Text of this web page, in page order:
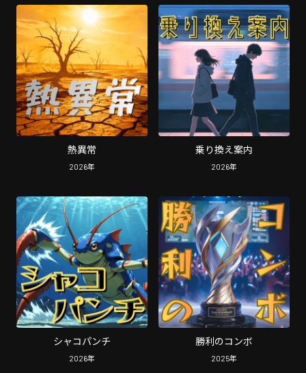
熱異常
2026年
乗り換え案内
2026年
シャコパンチ
2026年
勝利のコンボ
2025年